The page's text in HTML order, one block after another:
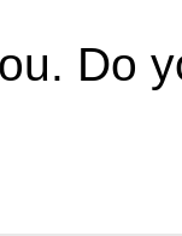
Do